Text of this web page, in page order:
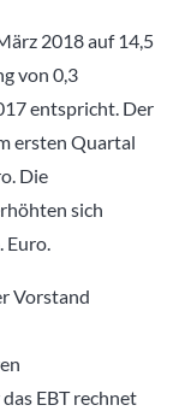
2018 auf 14,5
von 0,3
entspricht. Der
ersten Quartal
Die
sich
Euro.
Vorstand
EBT rechnet